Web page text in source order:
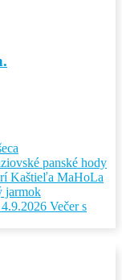
panské hody
Kaštieľa MaHoLa
jarmok
Večer s